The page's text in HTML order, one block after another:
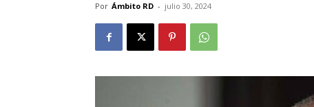
Por Ámbito RD - julio 30, 2024